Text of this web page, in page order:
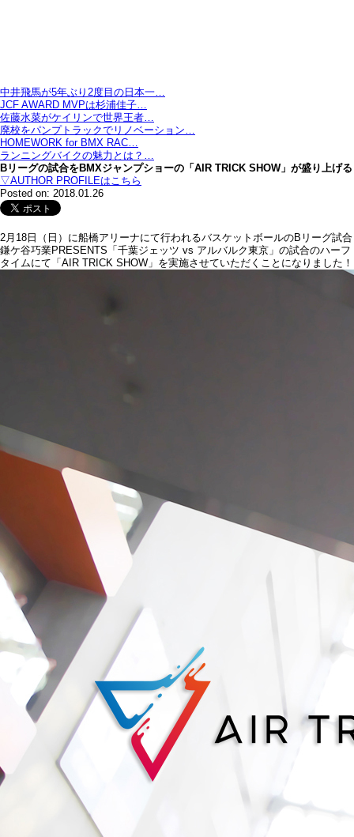
中井飛馬が5年ぶり2度目の日本一…
JCF AWARD MVPは杉浦佳子…
佐藤水菜がケイリンで世界王者…
廃校をパンプトラックでリノベーション…
HOMEWORK for BMX RAC…
ランニングバイクの魅力とは？…
Bリーグの試合をBMXジャンプショーの「AIR TRICK SHOW」が盛り上げる
▽AUTHOR PROFILEはこちら
Posted on: 2018.01.26
2月18日（日）に船橋アリーナにて行われるバスケットボールのBリーグ試合
鎌ケ谷巧業PRESENTS「千葉ジェッツ vs アルバルク東京」の試合のハーフ
タイムにて「AIR TRICK SHOW」を実施させていただくことになりました！